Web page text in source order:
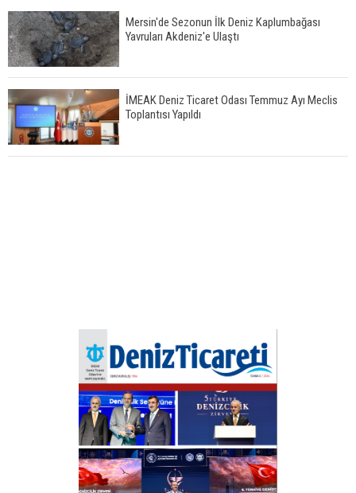
Mersin'de Sezonun İlk Deniz Kaplumbağası
Yavruları Akdeniz'e Ulaştı
İMEAK Deniz Ticaret Odası Temmuz Ayı Meclis
Toplantısı Yapıldı